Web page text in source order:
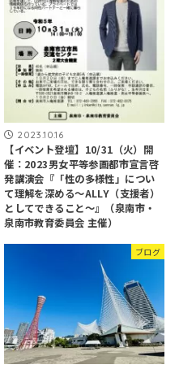
2023.10.16
【イベント登壇】10/31（火）開
催：2023男女平等参画都市宣言啓
発講演会『「性の多様性」につい
て理解を深める～ALLY（支援者）
としてできること～』（泉南市・
泉南市教育委員会 主催）
ブログ